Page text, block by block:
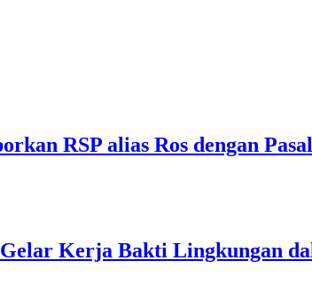
RSP alias Ros dengan
Kerja Bakti Lingkungan